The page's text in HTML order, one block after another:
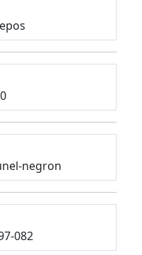
negron
082